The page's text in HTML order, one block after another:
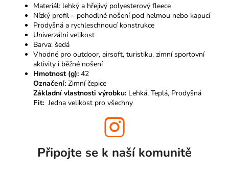
Materiál: lehký a hřejivý polyesterový fleece
Nízký profil – pohodlné nošení pod helmou nebo kapucí
Prodyšná a rychleschnoucí konstrukce
Univerzální velikost
Barva: šedá
Vhodné pro outdoor, airsoft, turistiku, zimní sportovní
aktivity i běžné nošení
Hmotnost (g): 42
Označení: Zimní čepice
Základní vlastnosti výrobku: Lehká, Teplá, Prodyšná
Fit: Jedna velikost pro všechny
Připojte se k naší komunitě